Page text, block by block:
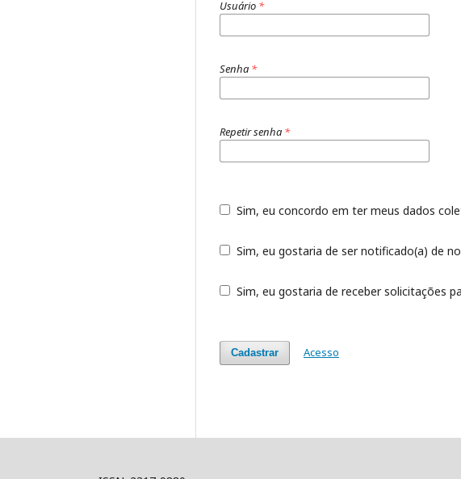
Usuário *
Senha *
Repetir senha *
Sim, eu concordo em ter meus dados
Sim, eu gostaria de ser notificado(a) de
Sim, eu gostaria de receber solicitações
Cadastrar Acesso